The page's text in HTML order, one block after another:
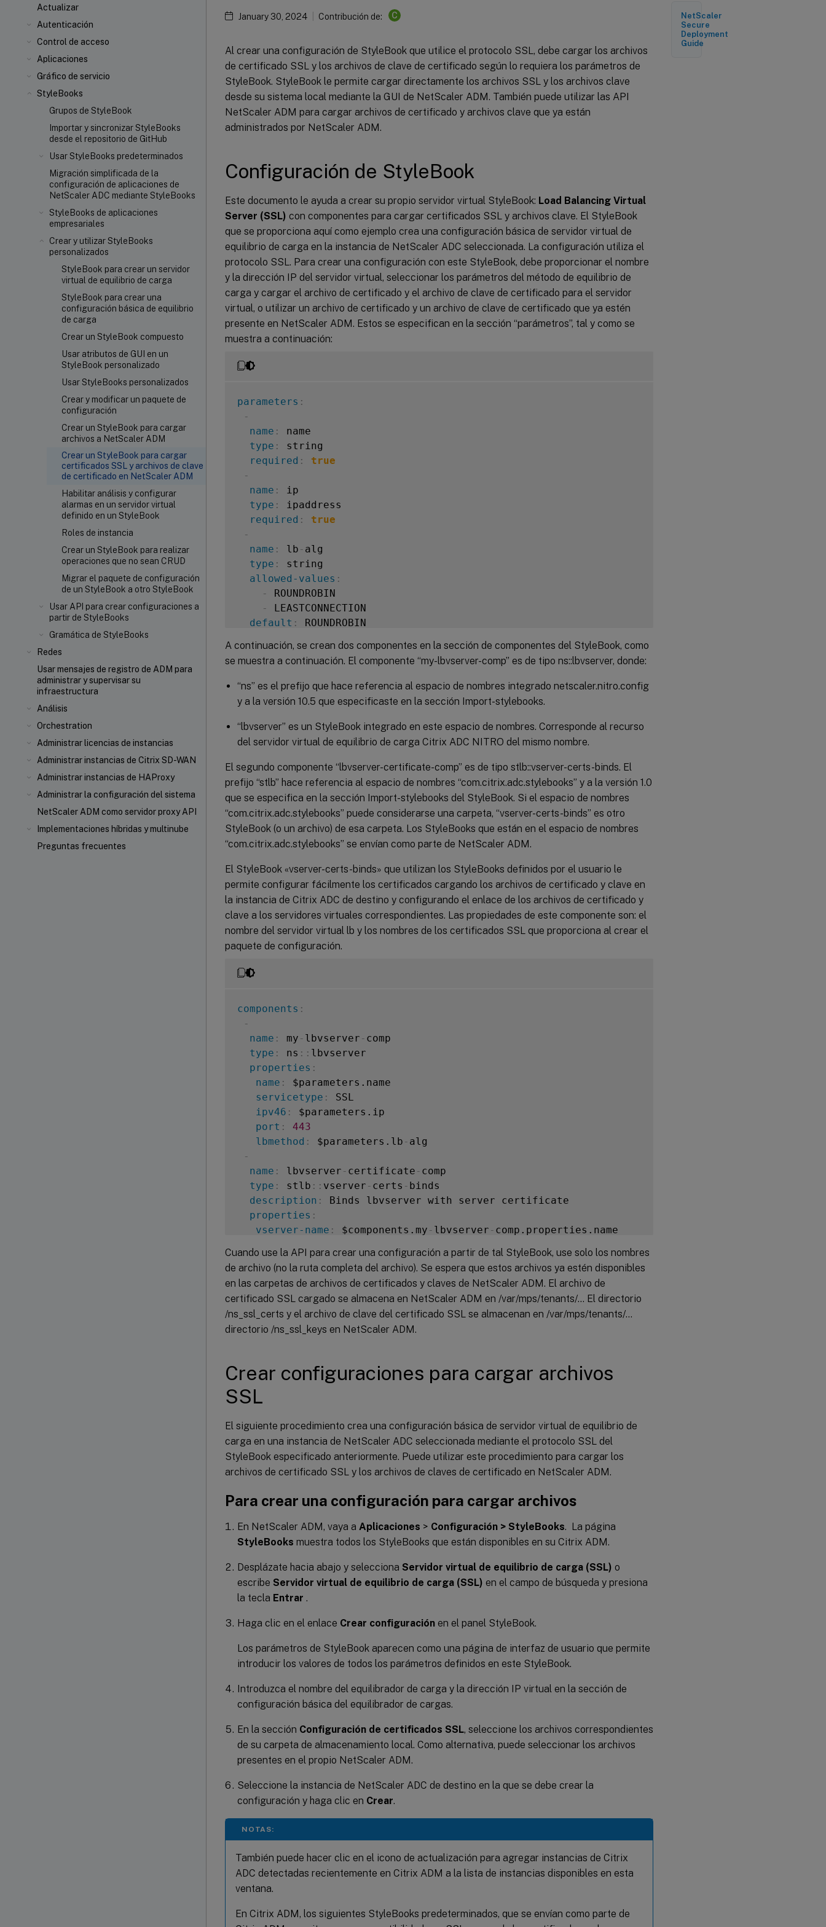
Actualizar
Autenticación
Control de acceso
Aplicaciones
Gráfico de servicio
StyleBooks
Grupos de StyleBook
Importar y sincronizar StyleBooks
desde el repositorio de GitHub
Usar StyleBooks predeterminados
Migración simplificada de la
configuración de aplicaciones de
NetScaler ADC mediante StyleBooks
StyleBooks de aplicaciones
empresariales
Crear y utilizar StyleBooks
personalizados
StyleBook para crear un servidor
virtual de equilibrio de carga
StyleBook para crear una
configuración básica de equilibrio
de carga
Crear un StyleBook compuesto
Usar atributos de GUI en un
StyleBook personalizado
Usar StyleBooks personalizados
Crear y modificar un paquete de
configuración
Crear un StyleBook para cargar
archivos a NetScaler ADM
Crear un StyleBook para cargar
certificados SSL y archivos de clave
de certificado en NetScaler ADM
Habilitar análisis y configurar
alarmas en un servidor virtual
definido en un StyleBook
Roles de instancia
Crear un StyleBook para realizar
operaciones que no sean CRUD
Migrar el paquete de configuración
de un StyleBook a otro StyleBook
Usar API para crear configuraciones a
partir de StyleBooks
Gramática de StyleBooks
Redes
Usar mensajes de registro de ADM para
administrar y supervisar su
infraestructura
Análisis
Orchestration
Administrar licencias de instancias
Administrar instancias de Citrix SD-WAN
Administrar instancias de HAProxy
Administrar la configuración del sistema
NetScaler ADM como servidor proxy API
Implementaciones híbridas y multinube
Preguntas frecuentes
January 30, 2024 Contribución de: C
Al crear una configuración de StyleBook que utilice el protocolo SSL, debe cargar los archivos
de certificado SSL y los archivos de clave de certificado según lo requiera los parámetros de
StyleBook. StyleBook le permite cargar directamente los archivos SSL y los archivos clave
desde su sistema local mediante la GUI de NetScaler ADM. También puede utilizar las API
NetScaler ADM para cargar archivos de certificado y archivos clave que ya están
administrados por NetScaler ADM.
Configuración de StyleBook
Este documento le ayuda a crear su propio servidor virtual StyleBook: Load Balancing Virtual
Server (SSL) con componentes para cargar certificados SSL y archivos clave. El StyleBook
que se proporciona aquí como ejemplo crea una configuración básica de servidor virtual de
equilibrio de carga en la instancia de NetScaler ADC seleccionada. La configuración utiliza el
protocolo SSL. Para crear una configuración con este StyleBook, debe proporcionar el nombre
y la dirección IP del servidor virtual, seleccionar los parámetros del método de equilibrio de
carga y cargar el archivo de certificado y el archivo de clave de certificado para el servidor
virtual, o utilizar un archivo de certificado y un archivo de clave de certificado que ya estén
presente en NetScaler ADM. Estos se especifican en la sección “parámetros”, tal y como se
muestra a continuación:
parameters :
-
name :
name
type :
string
required :
true
-
name :
ip
type :
ipaddress
required :
true
-
name : lb - alg
type :
string
allowed-values :
-
ROUNDROBIN
-
LEASTCONNECTION
default :
ROUNDROBIN
name: certificate
label: "SSL Certificate File"
description:
"The file name of the SSL certificate file"
type
certfile
name: key
label: "SSL Certificate Key File"
type : keyfile
A continuación, se crean dos componentes en la sección de componentes del StyleBook, como
se muestra a continuación. El componente “my-lbvserver-comp” es de tipo ns::lbvserver, donde:
“ns” es el prefijo que hace referencia al espacio de nombres integrado netscaler.nitro.config
y a la versión 10.5 que especificaste en la sección Import-stylebooks.
“lbvserver” es un StyleBook integrado en este espacio de nombres. Corresponde al recurso
del servidor virtual de equilibrio de carga Citrix ADC NITRO del mismo nombre.
El segundo componente “lbvserver-certificate-comp” es de tipo stlb::vserver-certs-binds. El
prefijo “stlb” hace referencia al espacio de nombres “com.citrix.adc.stylebooks” y a la versión 1.0
que se especifica en la sección Import-stylebooks del StyleBook. Si el espacio de nombres
“com.citrix.adc.stylebooks” puede considerarse una carpeta, “vserver-certs-binds” es otro
StyleBook (o un archivo) de esa carpeta. Los StyleBooks que están en el espacio de nombres
“com.citrix.adc.stylebooks” se envían como parte de NetScaler ADM.
El StyleBook «vserver-certs-binds» que utilizan los StyleBooks definidos por el usuario le
permite configurar fácilmente los certificados cargando los archivos de certificado y clave en
la instancia de Citrix ADC de destino y configurando el enlace de los archivos de certificado y
clave a los servidores virtuales correspondientes. Las propiedades de este componente son: el
nombre del servidor virtual lb y los nombres de los certificados SSL que proporciona al crear el
paquete de configuración.
components :
-
name : my - lbvserver - comp
type : ns : : lbvserver
properties :
name :
$parameters.name
servicetype :
SSL
ipv46 :
$parameters.ip
port :
443
lbmethod : $parameters.lb - alg
-
name : lbvserver - certificate - comp
type : stlb : : vserver - certs - binds
description :
Binds lbvserver with server certificate
properties :
vserver-name : $components.my - lbvserver - comp.properties.name
-
cert-name: $parameters.name + " -lb-cert"
cert-file: $parameters.certificate
ssl-inform: PEM
key-name: $parameters.name + "-key"
key-file: $parameters.key
Cuando use la API para crear una configuración a partir de tal StyleBook, use solo los nombres
de archivo (no la ruta completa del archivo). Se espera que estos archivos ya estén disponibles
en las carpetas de archivos de certificados y claves de NetScaler ADM. El archivo de
certificado SSL cargado se almacena en NetScaler ADM en /var/mps/tenants/… El directorio
/ns_ssl_certs y el archivo de clave del certificado SSL se almacenan en /var/mps/tenants/…
directorio /ns_ssl_keys en NetScaler ADM.
Crear configuraciones para cargar archivos
SSL
El siguiente procedimiento crea una configuración básica de servidor virtual de equilibrio de
carga en una instancia de NetScaler ADC seleccionada mediante el protocolo SSL del
StyleBook especificado anteriormente. Puede utilizar este procedimiento para cargar los
archivos de certificado SSL y los archivos de claves de certificado en NetScaler ADM.
Para crear una configuración para cargar archivos
En NetScaler ADM, vaya a Aplicaciones > Configuración > StyleBooks. La página
StyleBooks muestra todos los StyleBooks que están disponibles en su Citrix ADM.
Desplázate hacia abajo y selecciona Servidor virtual de equilibrio de carga (SSL) o
escribe Servidor virtual de equilibrio de carga (SSL) en el campo de búsqueda y presiona
la tecla Entrar .
Haga clic en el enlace Crear configuración en el panel StyleBook.
Los parámetros de StyleBook aparecen como una página de interfaz de usuario que permite
introducir los valores de todos los parámetros definidos en este StyleBook.
Introduzca el nombre del equilibrador de carga y la dirección IP virtual en la sección de
configuración básica del equilibrador de cargas.
En la sección Configuración de certificados SSL, seleccione los archivos correspondientes
de su carpeta de almacenamiento local. Como alternativa, puede seleccionar los archivos
presentes en el propio NetScaler ADM.
Seleccione la instancia de NetScaler ADC de destino en la que se debe crear la
configuración y haga clic en Crear.
NOTAS:
También puede hacer clic en el icono de actualización para agregar instancias de Citrix
ADC detectadas recientemente en Citrix ADM a la lista de instancias disponibles en esta
ventana.
En Citrix ADM, los siguientes StyleBooks predeterminados, que se envían como parte de
NetScaler
Secure
Deployment
Guide